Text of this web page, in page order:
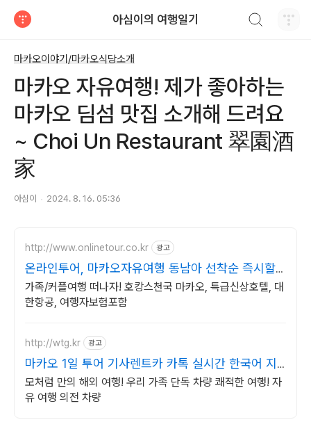
아심이의 여행일기
마카오이야기/마카오식당소개
마카오 자유여행! 제가 좋아하는
마카오 딤섬 맛집 소개해 드려요
~ Choi Un Restaurant 翠園酒
家
아심이 2024. 8. 16. 05:36
http://www.onlinetour.co.kr 광고
온라인투어, 마카오자유여행 동남아 선착순 즉시할
인!
가족/커플여행 떠나자! 호캉스천국 마카오, 특급신상호텔, 대
한항공, 여행자보험포함
http://wtg.kr 광고
마카오 1일 투어 기사렌트카 카톡 실시간 한국어 지
원!
모처럼 만의 해외 여행! 우리 가족 단독 차량 쾌적한 여행! 자
유 여행 의전 차량